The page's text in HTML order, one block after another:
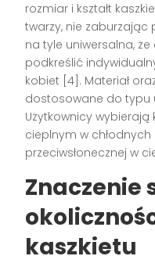
rozmiar i kształt
twarzy, nie
na tyle uniwersalna,
podkreślić
kobiet [4]. Materiał
dostosowane do typu
Użytkownicy
cieplnym w
przeciwsłonecznej w
Znaczenie
kaszkietu